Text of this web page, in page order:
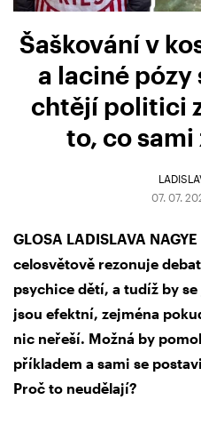
Šaškování v
a laciné pózy
chtějí politici
to, co
07. 07.
GLOSA LADISLAVA
celosvětově rezonuje
psychice dětí, a tudíž by
jsou efektní, zejména
nic neřeší. Možná by
příkladem a sami se
Proč to neudělají?